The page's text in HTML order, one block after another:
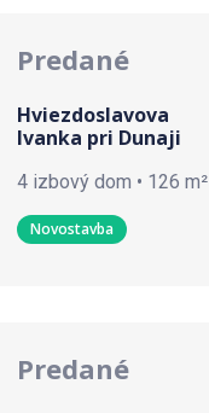
Predané
Hviezdoslavova
Ivanka pri Dunaji
4 izbový dom • 126 m²
Novostavba
Predané